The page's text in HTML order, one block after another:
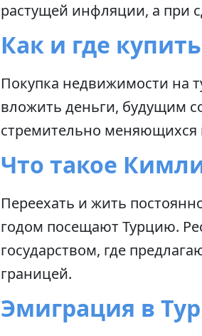
растущей инфляции, а при
Как и где
Покупка недвижимости на
вложить деньги, будущим
стремительно меняющихся
Что такое
Переехать и жить
годом посещают Турцию.
государством, где
границей.
Эмиграция в